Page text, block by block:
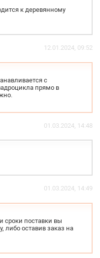
к деревянному
12.01.2024, 09:52
с
прямо в
01.03.2024, 14:48
01.03.2024, 14:49
сроки поставки вы
либо оставив заказ на